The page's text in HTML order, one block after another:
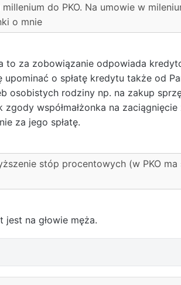
do PKO. Na umowie w
o mnie
to za zobowiązanie odpowiada
o spłatę kredytu także od
osobistych rodziny np. na zakup
współmałżonka na
za jego spłatę.
stóp procentowych (w PKO ma
na głowie męża.